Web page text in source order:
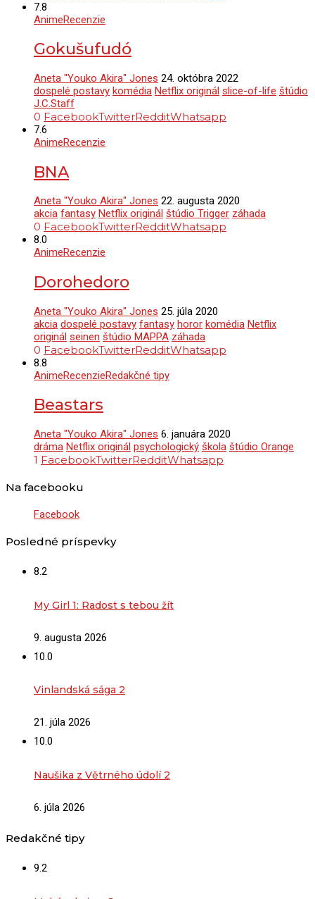
7.8
AnimeRecenzie
Gokušufudó
Aneta "Youko Akira" Jones 24. októbra 2022
dospelé postavy komédia Netflix originál slice-of-life štúdio
J.C.Staff
0 FacebookTwitterRedditWhatsapp
7.6
AnimeRecenzie
BNA
Aneta "Youko Akira" Jones 22. augusta 2020
akcia fantasy Netflix originál štúdio Trigger záhada
0 FacebookTwitterRedditWhatsapp
8.0
AnimeRecenzie
Dorohedoro
Aneta "Youko Akira" Jones 25. júla 2020
akcia dospelé postavy fantasy horor komédia Netflix
originál seinen štúdio MAPPA záhada
0 FacebookTwitterRedditWhatsapp
8.8
AnimeRecenzieRedakčné tipy
Beastars
Aneta "Youko Akira" Jones 6. januára 2020
dráma Netflix originál psychologický škola štúdio Orange
1 FacebookTwitterRedditWhatsapp
Na facebooku
Facebook
Posledné príspevky
8.2
My Girl 1: Radost s tebou žít
9. augusta 2026
10.0
Vinlandská sága 2
21. júla 2026
10.0
Naušika z Větrného údolí 2
6. júla 2026
Redakčné tipy
9.2